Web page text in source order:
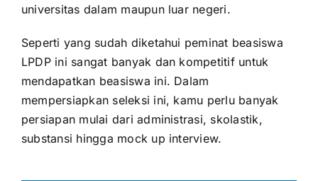
universitas dalam maupun luar negeri.
Seperti yang sudah diketahui peminat beasiswa
LPDP ini sangat banyak dan kompetitif untuk
mendapatkan beasiswa ini. Dalam
mempersiapkan seleksi ini, kamu perlu banyak
persiapan mulai dari administrasi, skolastik,
substansi hingga mock up interview.